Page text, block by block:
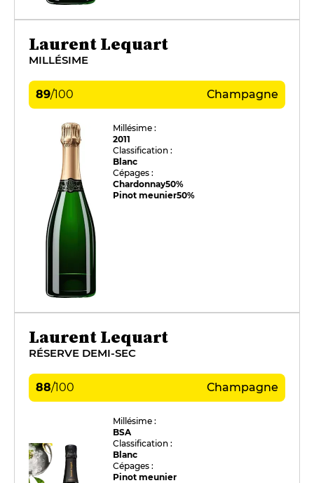
Laurent Lequart
MILLÉSIME
89/100 Champagne
Millésime :
2011
Classification :
Blanc
Cépages :
Chardonnay50%
Pinot meunier50%
Laurent Lequart
RÉSERVE DEMI-SEC
88/100 Champagne
Millésime :
BSA
Classification :
Blanc
Cépages :
Pinot meunier